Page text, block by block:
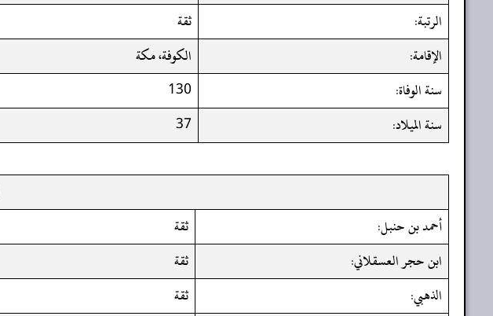
الرتبة:
ثقة
الإقامة:
الكوفة، مكة
سنة الوفاة:
130
سنة الميلاد: 37
أحمد بن حنبل:
ثقة
ابن حجر العسقلاني:
ثقة
الذهبي:
ثقة